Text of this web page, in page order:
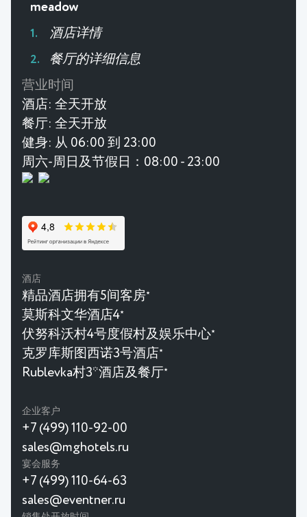
meadow
酒店详情
餐厅的详细信息
营业时间
酒店: 全天开放
餐厅: 全天开放
健身: 从 06:00 到 23:00
周六-周日及节假日：08:00 - 23:00
酒店
精品酒店拥有5间客房★
莫斯科文华酒店4★
伏努科沃村4号度假村及娱乐中心★
克罗库斯图西诺3号酒店 ★
Rublevka村3*酒店及餐厅★
企业客户
+7 (499) 110-92-00
sales@mghotels.ru
宴会服务
+7 (499) 110-64-63
sales@eventner.ru